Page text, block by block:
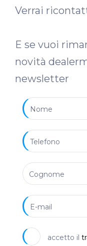
Verrai
E se vuoi
novità
newsletter
accetto il